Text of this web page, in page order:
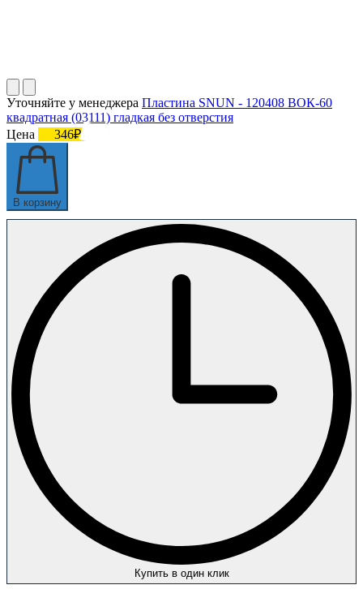
Уточняйте у менеджера Пластина SNUN - 120408 ВОК-60
квадратная (03111) гладкая без отверстия
Цена
346₽
В корзину
Купить в один клик